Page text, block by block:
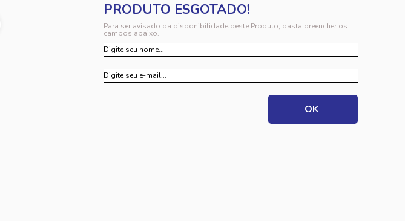
Para ser avisado da disponibilidade deste Produto, basta preencher os
campos abaixo.